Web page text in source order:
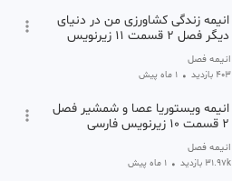
انیمه زندگی کشاورزی من در دنیای
دیگر فصل ۲ قسمت ۱۱ زیرنویس
فارسی
انیمه فصل
403 بازدید • 1 ماه پیش
انیمه ویستوریا عصا و شمشیر فصل
۲ قسمت ۱۰ زیرنویس فارسی
انیمه فصل
31.97k بازدید • 1 ماه پیش